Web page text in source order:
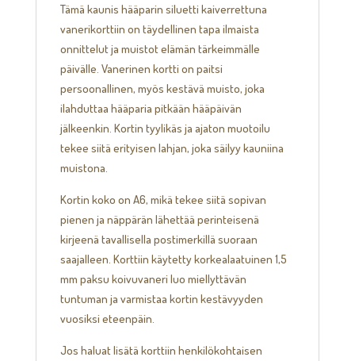
Tämä kaunis hääparin siluetti kaiverrettuna
vanerikorttiin on täydellinen tapa ilmaista
onnittelut ja muistot elämän tärkeimmälle
päivälle. Vanerinen kortti on paitsi
persoonallinen, myös kestävä muisto, joka
ilahduttaa hääparia pitkään hääpäivän
jälkeenkin. Kortin tyylikäs ja ajaton muotoilu
tekee siitä erityisen lahjan, joka säilyy kauniina
muistona.
Kortin koko on A6, mikä tekee siitä sopivan
pienen ja näppärän lähettää perinteisenä
kirjeenä tavallisella postimerkillä suoraan
saajalleen. Korttiin käytetty korkealaatuinen 1,5
mm paksu koivuvaneri luo miellyttävän
tuntuman ja varmistaa kortin kestävyyden
vuosiksi eteenpäin.
Jos haluat lisätä korttiin henkilökohtaisen